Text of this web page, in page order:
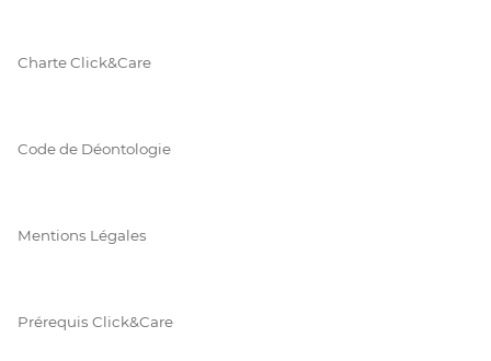
Charte Click&Care
Code de Déontologie
Mentions Légales
Prérequis Click&Care